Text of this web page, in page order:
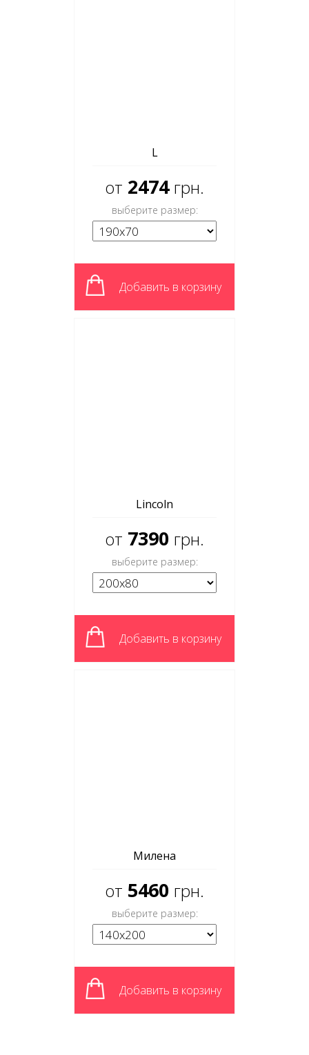
L
от 2474 грн.
выберите размер:
Добавить в корзину
Lincoln
от 7390 грн.
выберите размер:
Добавить в корзину
Милена
от 5460 грн.
выберите размер:
Добавить в корзину